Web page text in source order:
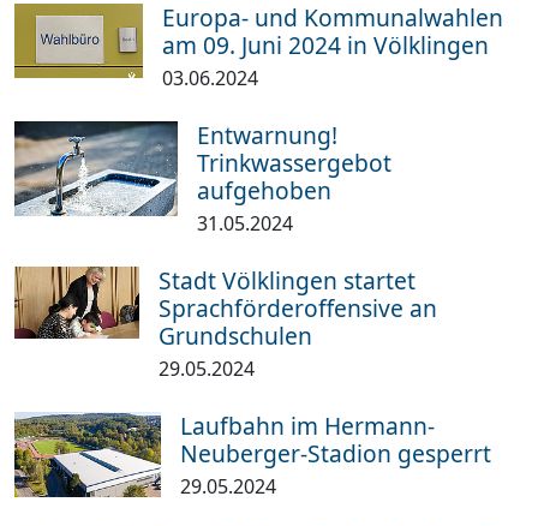
Europa- und Kommunalwahlen
am 09. Juni 2024 in Völklingen
03.06.2024
Entwarnung!
Trinkwassergebot
aufgehoben
31.05.2024
Stadt Völklingen startet
Sprachförderoffensive an
Grundschulen
29.05.2024
Laufbahn im Hermann-
Neuberger-Stadion gesperrt
29.05.2024